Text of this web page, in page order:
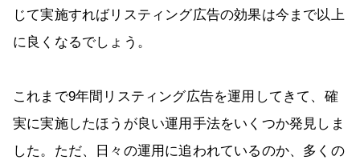
じて実施すればリスティング広告の効果は今まで以上
に良くなるでしょう。
これまで9年間リスティング広告を運用してきて、確
実に実施したほうが良い運用手法をいくつか発見しま
した。ただ、日々の運用に追われているのか、多くの